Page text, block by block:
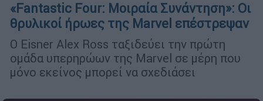
«Fantastic Four: Μοιραία Συνάντηση»: Οι
θρυλικοί ήρωες της Marvel επέστρεψαν
Ο Eisner Alex Ross ταξιδεύει την πρώτη
ομάδα υπερηρώων της Marvel σε μέρη που
μόνο εκείνος μπορεί να σχεδιάσει